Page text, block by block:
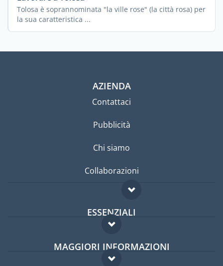
Tolosa è soprannominata "la ville rose" (la città rosa) per
la sua caratteristica ...
AZIENDA
Contattaci
Pubblicità
Chi siamo
Collaborazioni
ESSENZIALI
Forum per expat
Guida per expat
MAGGIORI INFORMAZIONI
Domande frequenti